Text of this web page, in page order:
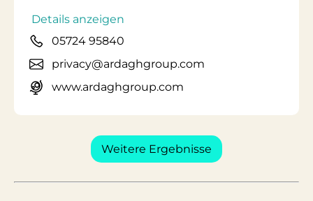
Details anzeigen
05724 95840
privacy@ardaghgroup.com
www.ardaghgroup.com
Weitere Ergebnisse